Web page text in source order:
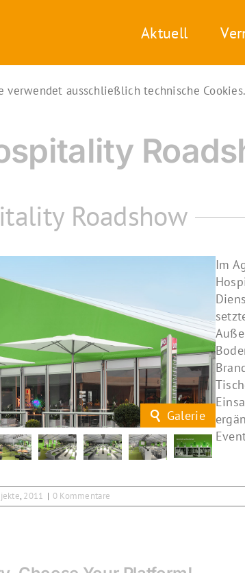
Aktuell
Roadshow
Galerie
Im
, 2011 | 0 Kommentare
verwendet ausschließlich technische Cookies.